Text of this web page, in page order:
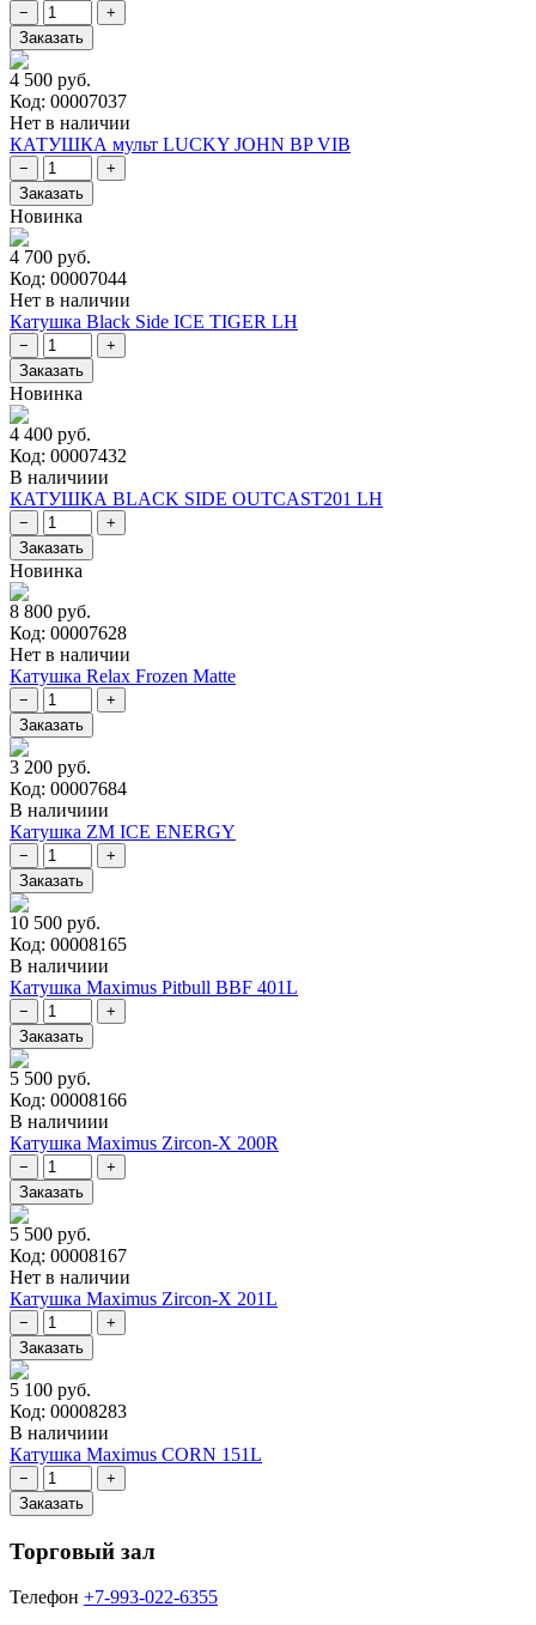
4 500 руб.
Код: 00007037
Нет в наличии
КАТУШКА мульт LUCKY JOHN BP VIB
Новинка
4 700 руб.
Код: 00007044
Нет в наличии
Катушка Black Side ICE TIGER LH
Новинка
4 400 руб.
Код: 00007432
В наличиии
КАТУШКА BLACK SIDE OUTCAST201 LH
Новинка
8 800 руб.
Код: 00007628
Нет в наличии
Катушка Relax Frozen Matte
3 200 руб.
Код: 00007684
В наличиии
Катушка ZM ICE ENERGY
10 500 руб.
Код: 00008165
В наличиии
Катушка Maximus Pitbull BBF 401L
5 500 руб.
Код: 00008166
В наличиии
Катушка Maximus Zircon-X 200R
5 500 руб.
Код: 00008167
Нет в наличии
Катушка Maximus Zircon-X 201L
5 100 руб.
Код: 00008283
В наличиии
Катушка Maximus CORN 151L
Торговый зал
Телефон +7-993-022-6355